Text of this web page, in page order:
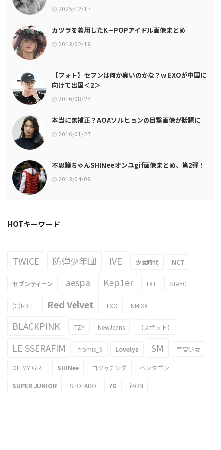
2025/12/17
カツラを着用したK－POPアイドル画像まとめ
2013/02/18
【フォト】セフンは何か臭いのかな？w EXOが中国に
向けて出国＜2＞
2016/08/24
本当に無補正？AOAソルヒョンの目撃画像が話題に
2016/01/27
不思議ちゃんSHINeeオンユgif画像まとめ、第2弾！
2013/04/09
HOTキーワード
TWICE 防弾少年団 IVE 少女時代 NCT
セブンティーン aespa Kep1er TXT STAYC
(G)I-DLE Red Velvet EXO NMIXX
BLACKPINK ITZY NewJeans 【スポット】
LE SSERAFIM fromis_9 Lovelyz SM 宇宙少女
OH MY GIRL SHINee ヨジャチング ペンタゴン
SUPER JUNIOR SHOTARO YG iKON